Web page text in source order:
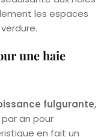
les espaces
une haie
fulgurante,
an pour
en fait un